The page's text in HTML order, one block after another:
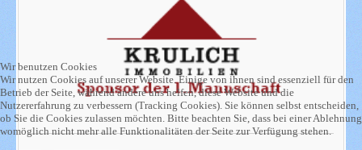
Wir benutzen Cookies
Wir nutzen Cookies auf unserer Website. Einige von ihnen sind essenziell für den
Betrieb der Seite, während andere uns helfen, diese Website und die
Nutzererfahrung zu verbessern (Tracking Cookies). Sie können selbst entscheiden,
ob Sie die Cookies zulassen möchten. Bitte beachten Sie, dass bei einer Ablehnung
womöglich nicht mehr alle Funktionalitäten der Seite zur Verfügung stehen.